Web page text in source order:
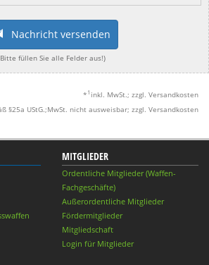
Nachricht versenden
füllen Sie alle Felder aus!)
* 1 inkl. MwSt.; zzgl. Versandkosten
§25a UStG.;MwSt. nicht ausweisbar; zzgl. Versandkosten
MITGLIEDER
Ordentliche Mitglieder (Waffen-
Fachgeschäfte)
Außerordentliche Mitglieder
Fördermitglieder
Mitgliedschaft
Login für Mitglieder